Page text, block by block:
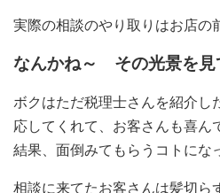
実際の相談のやり取りはお店の
なんかね～ その光景を見
ボクはただ税理士さんを紹介し
応してくれて、お客さんも喜ん
結果、面倒みてもらうコトにな
相談に来てたお客さんは髪切ら